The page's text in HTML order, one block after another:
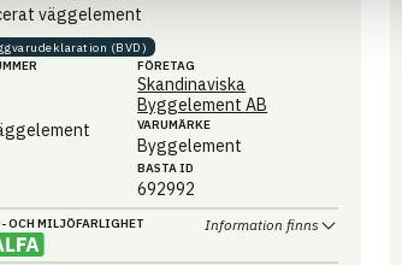
väggelement
(BVD)
FÖRETAG
Skandinaviska
Byggelement AB
VARUMÄRKE
Byggelement
BASTA ID
692992
OCH MILJÖ­FARLIGHET Information finns